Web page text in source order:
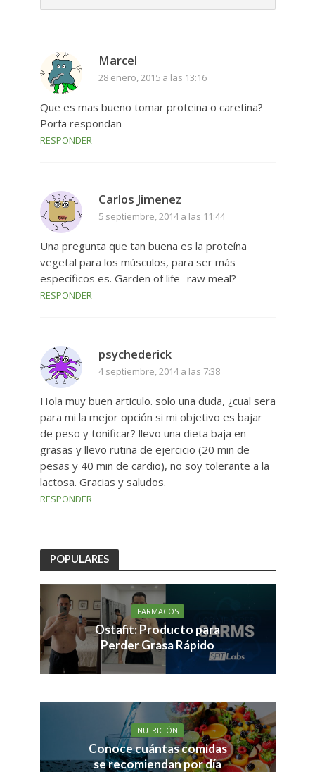
Marcel
28 enero, 2015 a las 13:16
Que es mas bueno tomar proteina o caretina?
Porfa respondan
RESPONDER
Carlos Jimenez
5 septiembre, 2014 a las 11:44
Una pregunta que tan buena es la proteína
vegetal para los músculos, para ser más
específicos es. Garden of life- raw meal?
RESPONDER
psychederick
4 septiembre, 2014 a las 7:38
Hola muy buen articulo. solo una duda, ¿cual sera
para mi la mejor opción si mi objetivo es bajar
de peso y tonificar? llevo una dieta baja en
grasas y llevo rutina de ejercicio (20 min de
pesas y 40 min de cardio), no soy tolerante a la
lactosa. Gracias y saludos.
RESPONDER
POPULARES
FARMACOS
Ostafit: Producto para
Perder Grasa Rápido
NUTRICIÓN
Conoce cuántas comidas
se recomiendan por día